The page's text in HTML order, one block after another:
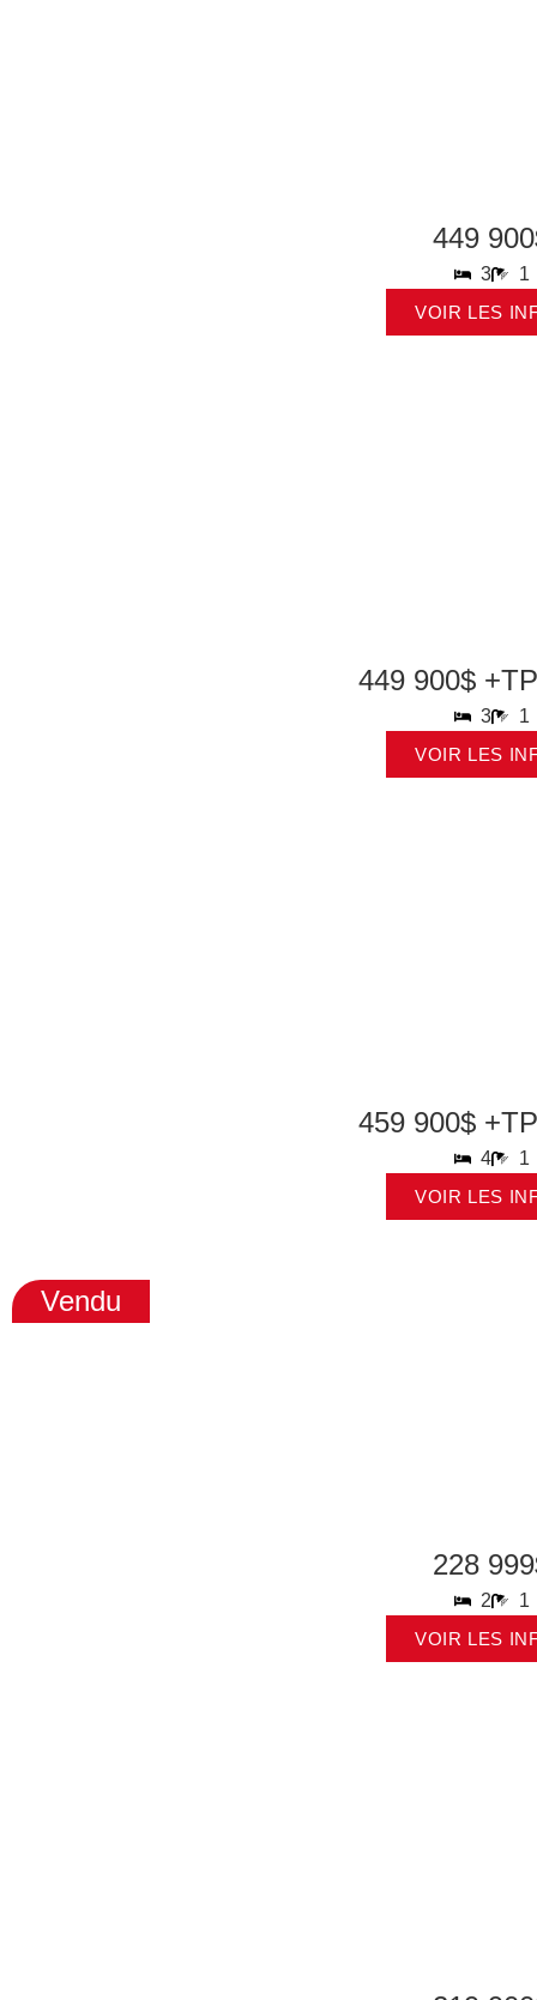
449
3
1
VOIR LES
449 900$
3
1
VOIR LES
459 900$
4
1
VOIR LES
228
Vendu
2
1
VOIR LES